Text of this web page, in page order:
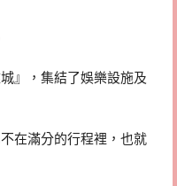
』，集結了娛樂設施及
在滿分的行程裡，也就